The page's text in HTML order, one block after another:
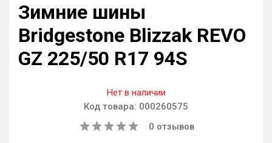
Зимние шины
Bridgestone Blizzak REVO
GZ 225/50 R17 94S
Нет в наличии
Код товара: 000260575
0 отзывов